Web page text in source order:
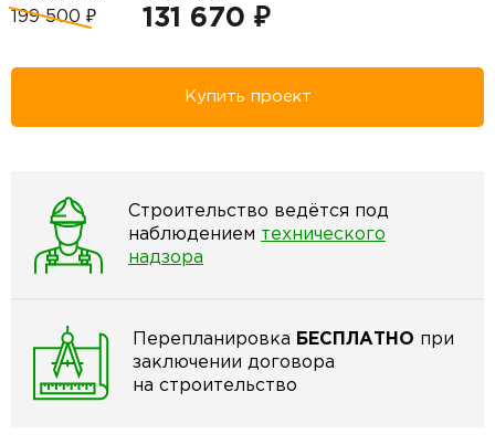
199 500 ₽ 131 670 ₽
Купить проект
Строительство ведётся под
наблюдением технического
надзора
Перепланировка БЕСПЛАТНО при
заключении договора
на строительство